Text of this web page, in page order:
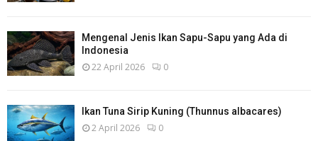
Mengenal Jenis Ikan Sapu-Sapu yang Ada di
Indonesia
22 April 2026 0
Ikan Tuna Sirip Kuning (Thunnus albacares)
2 April 2026 0